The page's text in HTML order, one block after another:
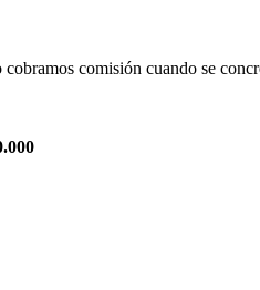
cobramos comisión cuando se